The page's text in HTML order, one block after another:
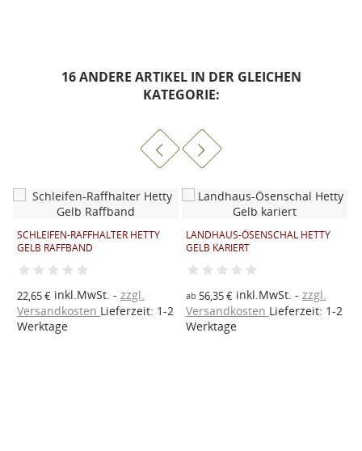
16 ANDERE ARTIKEL IN DER GLEICHEN
KATEGORIE:
SCHLEIFEN-RAFFHALTER HETTY
GELB RAFFBAND
22,65 €inkl.MwSt.
zzgl.
Versandkosten Lieferzeit: 1-2
Werktage
LANDHAUS-ÖSENSCHAL HETTY
GELB KARIERT
ab 56,35 €inkl.MwSt.
zzgl.
Versandkosten Lieferzeit: 1-2
Werktage